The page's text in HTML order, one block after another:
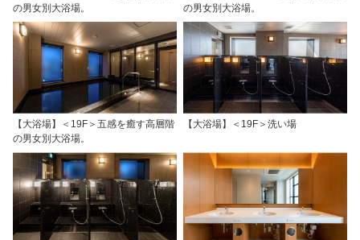
の男女別大浴場。
の男女別大浴場。
【大浴場】＜19F＞五感を癒す高層階
の男女別大浴場。
【大浴場】＜19F＞洗い場